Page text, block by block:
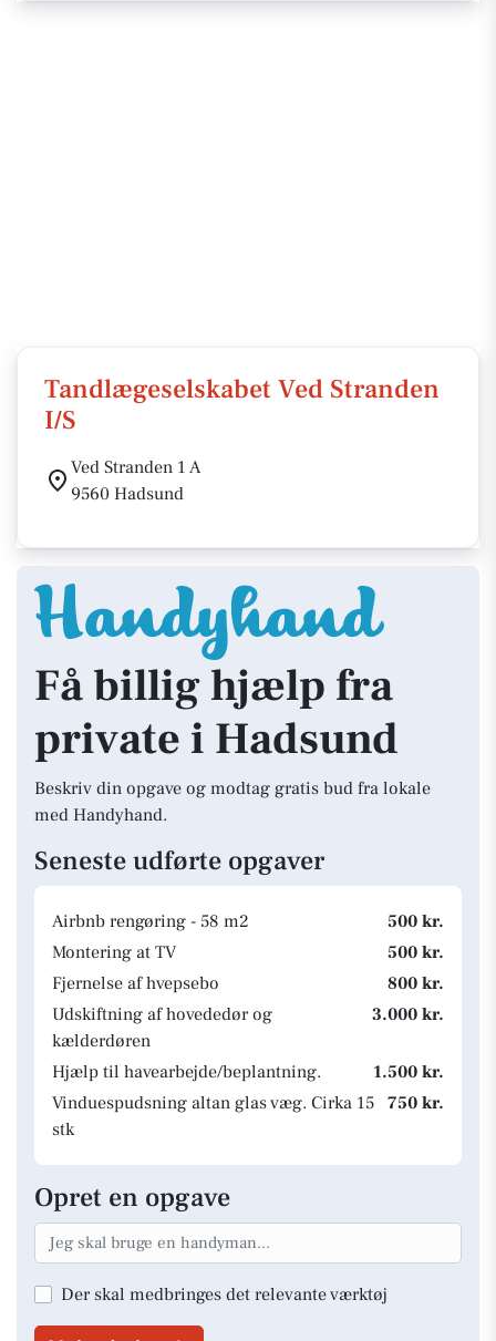
Tandlægeselskabet Ved Stranden
I/S
Ved Stranden 1 A
9560 Hadsund
Få billig hjælp fra
private i Hadsund
Beskriv din opgave og modtag gratis bud fra lokale
med Handyhand.
Seneste udførte opgaver
Airbnb rengøring - 58 m2
500 kr.
Montering at TV
500 kr.
Fjernelse af hvepsebo
800 kr.
Udskiftning af hovededør og
kælderdøren
3.000 kr.
Hjælp til havearbejde/beplantning.
1.500 kr.
Vinduespudsning altan glas væg. Cirka 15
stk
750 kr.
Opret en opgave
Der skal medbringes det relevante værktøj